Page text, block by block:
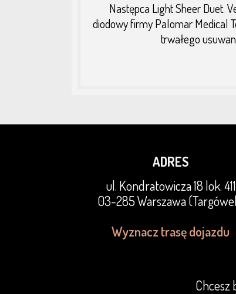
Następca Light Sheer Duet.
diodowy firmy Palomar Medical
trwałego
ADRES
ul. Kondratowicza 18 lok. 411
03-285 Warszawa
Wyznacz trasę dojazdu
Chcesz